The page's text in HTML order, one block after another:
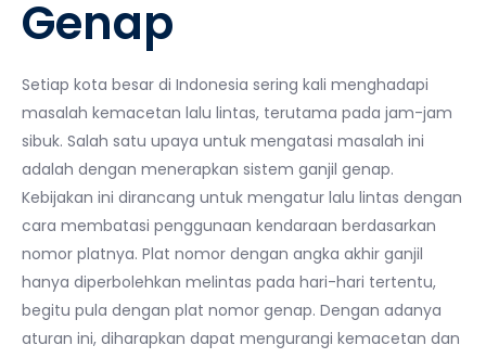
Genap
Setiap kota besar di Indonesia sering kali menghadapi
masalah kemacetan lalu lintas, terutama pada jam-jam
sibuk. Salah satu upaya untuk mengatasi masalah ini
adalah dengan menerapkan sistem ganjil genap.
Kebijakan ini dirancang untuk mengatur lalu lintas dengan
cara membatasi penggunaan kendaraan berdasarkan
nomor platnya. Plat nomor dengan angka akhir ganjil
hanya diperbolehkan melintas pada hari-hari tertentu,
begitu pula dengan plat nomor genap. Dengan adanya
aturan ini, diharapkan dapat mengurangi kemacetan dan